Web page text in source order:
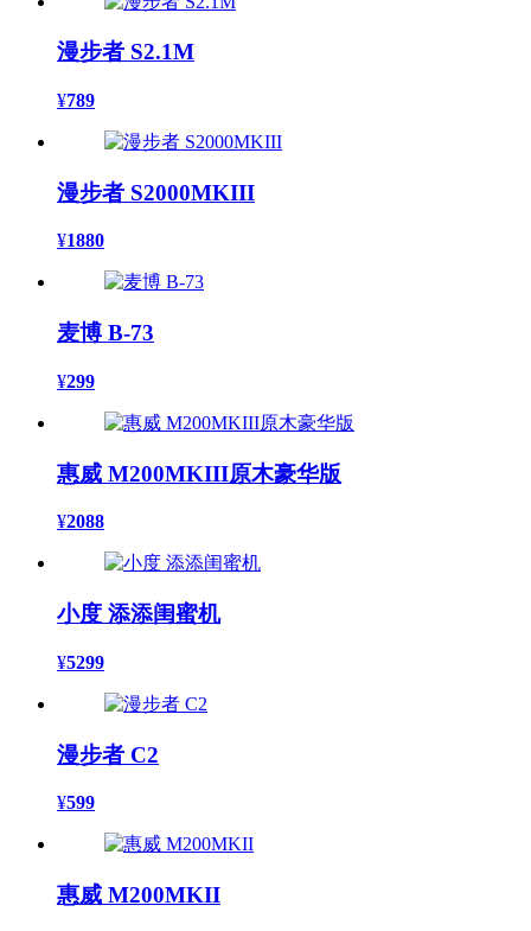
漫步者 S2.1M
¥789
漫步者 S2000MKIII
¥1880
麦博 B-73
¥299
惠威 M200MKIII原木豪华版
¥2088
小度 添添闺蜜机
¥5299
漫步者 C2
¥599
惠威 M200MKII